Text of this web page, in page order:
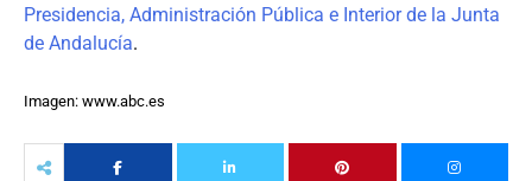
Presidencia, Administración Pública e Interior de la Junta
de Andalucía.
Imagen: www.abc.es